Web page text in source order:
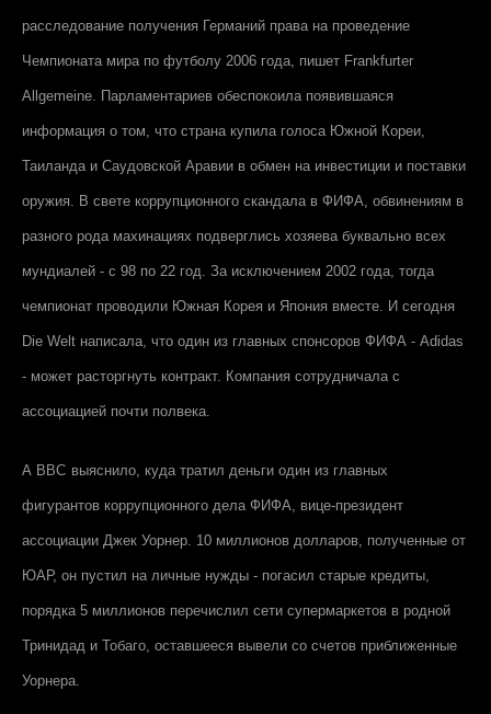
расследование получения Германий права на проведение
Чемпионата мира по футболу 2006 года, пишет Frankfurter
Allgemeine. Парламентариев обеспокоила появившаяся
информация о том, что страна купила голоса Южной Кореи,
Таиланда и Саудовской Аравии в обмен на инвестиции и поставки
оружия. В свете коррупционного скандала в ФИФА, обвинениям в
разного рода махинациях подверглись хозяева буквально всех
мундиалей - с 98 по 22 год. За исключением 2002 года, тогда
чемпионат проводили Южная Корея и Япония вместе. И сегодня
Die Welt написала, что один из главных спонсоров ФИФА - Adidas
- может расторгнуть контракт. Компания сотрудничала с
ассоциацией почти полвека.
А BBC выяснило, куда тратил деньги один из главных
фигурантов коррупционного дела ФИФА, вице-президент
ассоциации Джек Уорнер. 10 миллионов долларов, полученные от
ЮАР, он пустил на личные нужды - погасил старые кредиты,
порядка 5 миллионов перечислил сети супермаркетов в родной
Тринидад и Тобаго, оставшееся вывели со счетов приближенные
Уорнера.